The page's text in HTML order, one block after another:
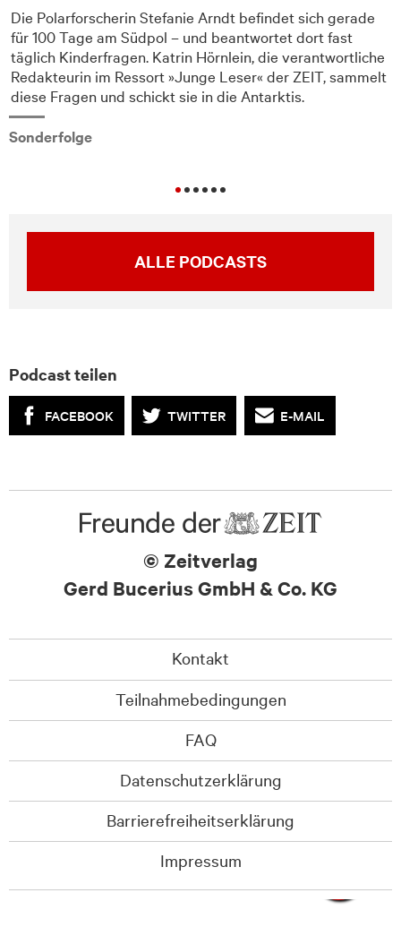
Die Polarforscherin Stefanie Arndt befindet sich gerade
für 100 Tage am Südpol – und beantwortet dort fast
täglich Kinderfragen. Katrin Hörnlein, die verantwortliche
Redakteurin im Ressort »Junge Leser« der ZEIT, sammelt
diese Fragen und schickt sie in die Antarktis.
Sonderfolge
ALLE PODCASTS
Podcast teilen
FACEBOOK TWITTER E-MAIL
© Zeitverlag
Gerd Bucerius GmbH & Co. KG
Kontakt
Teilnahmebedingungen
FAQ
Datenschutzerklärung
Barrierefreiheitserklärung
Impressum